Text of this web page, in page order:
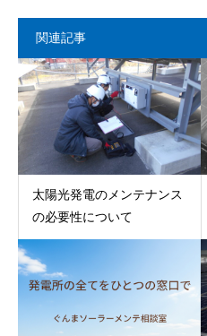
関連記事
太陽光発電のメンテナンス
の必要性について